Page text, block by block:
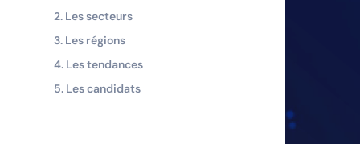
2. Les secteurs
3. Les régions
4. Les tendances
5. Les candidats